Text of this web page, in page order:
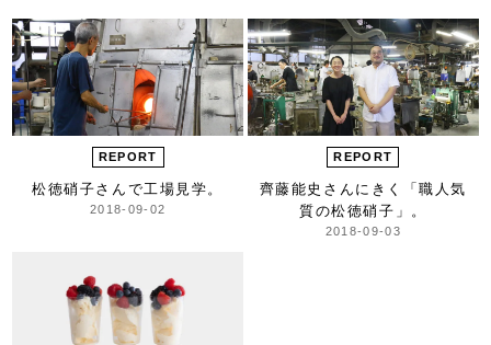
REPORT
松徳硝子さんで工場見学。
2018-09-02
REPORT
齊藤能史さんにきく
「職人気
質の松徳硝子」。
2018-09-03